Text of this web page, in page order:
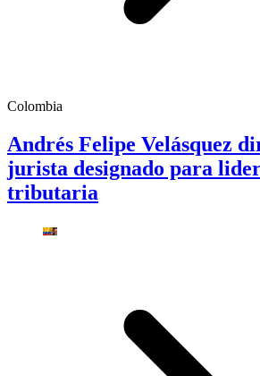
Colombia
Andrés Felipe Velásquez
jurista designado para
tributaria